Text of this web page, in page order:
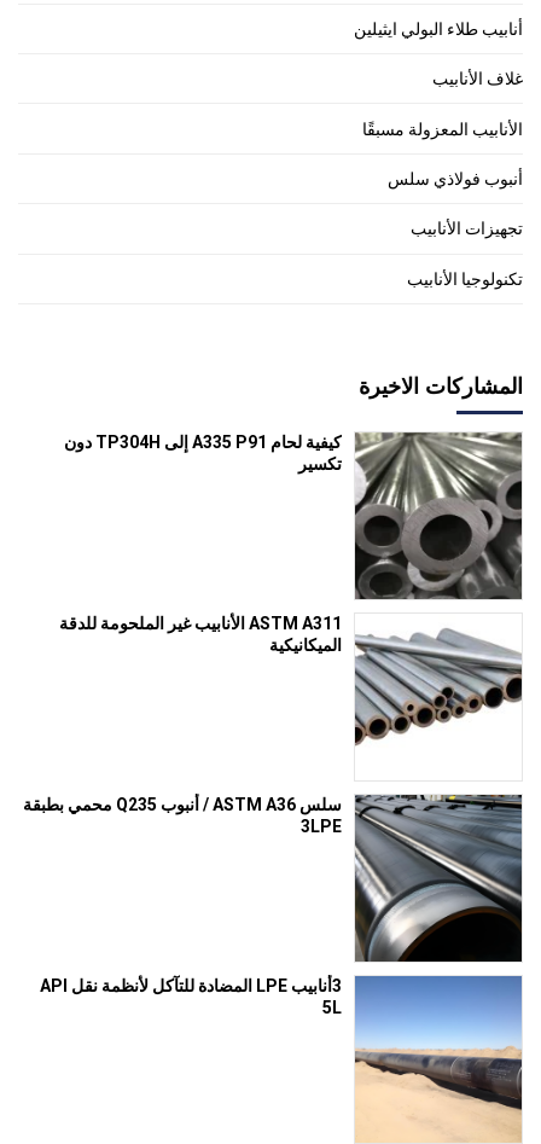
أنابيب طلاء البولي ايثيلين
غلاف الأنابيب
الأنابيب المعزولة مسبقًا
أنبوب فولاذي سلس
تجهيزات الأنابيب
تكنولوجيا الأنابيب
المشاركات الاخيرة
كيفية لحام A335 P91 إلى TP304H دون
تكسير
ASTM A311 الأنابيب غير الملحومة للدقة
الميكانيكية
سلس ASTM A36 / أنبوب Q235 محمي بطبقة
3LPE
3أنابيب LPE المضادة للتآكل لأنظمة نقل API
5L